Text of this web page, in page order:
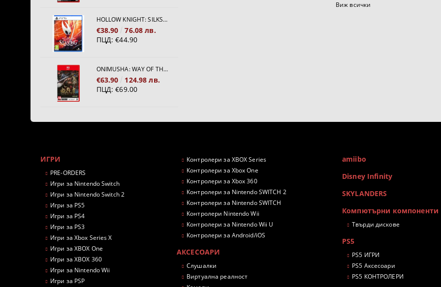
HOLLOW KNIGHT: SILKSONG [PS5]
€38.90
76.08 лв.
ПЦД: €44.90
ONIMUSHA: WAY OF THE SWORD [NINTENDO SWITCH 2]
€63.90
124.98 лв.
ПЦД: €69.00
Виж всички
ИГРИ
PRE-ORDERS
Игри за Nintendo Switch
Игри за Nintendo Switch 2
Игри за PS5
Игри за PS4
Игри за PS3
Игри за Xbox Series X
Игри за XBOX One
Игри за XBOX 360
Игри за Nintendo Wii
Игри за PSP
Контролери за XBOX Series
Контролери за Xbox One
Контролери за Xbox 360
Контролери за Nintendo SWITCH 2
Контролери за Nintendo SWITCH
Контролери Nintendo Wii
Контролери за Nintendo Wii U
Контролери за Android/iOS
АКСЕСОАРИ
Слушалки
Виртуална реалност
amiibo
Disney Infinity
SKYLANDERS
Компютърни компоненти
Твърди дискове
PS5
PS5 ИГРИ
PS5 Аксесоари
PS5 КОНТРОЛЕРИ